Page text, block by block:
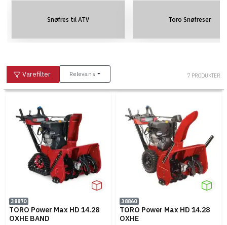
Snøfres til ATV Toro Snøfreser
Varefilter Relevans 7 PRODUKTER
38870
TORO Power Max HD 14.28
OXHE BAND
38860
TORO Power Max HD 14.28
OXHE